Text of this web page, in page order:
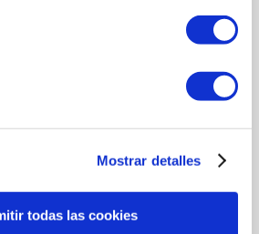
Mostrar detalles
todas las cookies